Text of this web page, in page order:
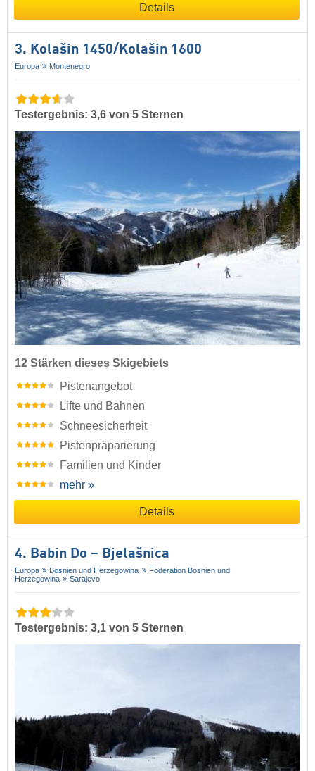
Details
3. Kolašin 1450/​Kolašin 1600
Europa Montenegro
Testergebnis: 3,6 von 5 Sternen
12 Stärken dieses Skigebiets
Pistenangebot
Lifte und Bahnen
Schneesicherheit
Pistenpräparierung
Familien und Kinder
mehr »
Details
4. Babin Do – Bjelašnica
Europa Bosnien und Herzegowina
Föderation Bosnien und
Herzegowina
Sarajevo
Testergebnis: 3,1 von 5 Sternen